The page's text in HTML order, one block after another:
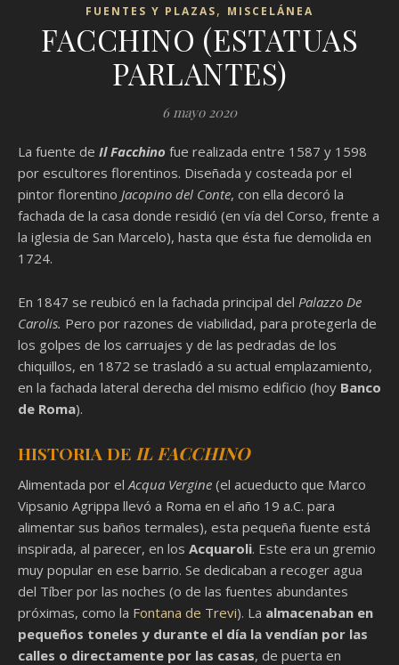
FUENTES Y PLAZAS, MISCELÁNEA
FACCHINO (ESTATUAS
PARLANTES)
6 mayo 2020
La fuente de Il Facchino fue realizada entre 1587 y 1598
por escultores florentinos. Diseñada y costeada por el
pintor florentino Jacopino del Conte, con ella decoró la
fachada de la casa donde residió (en vía del Corso, frente a
la iglesia de San Marcelo), hasta que ésta fue demolida en
1724.
En 1847 se reubicó en la fachada principal del Palazzo De
Carolis. Pero por razones de viabilidad, para protegerla de
los golpes de los carruajes y de las pedradas de los
chiquillos, en 1872 se trasladó a su actual emplazamiento,
en la fachada lateral derecha del mismo edificio (hoy Banco
de Roma).
HISTORIA DE IL FACCHINO
Alimentada por elAcqua Vergine (el acueducto que Marco
Vipsanio Agrippa llevó a Roma en el año 19 a.C. para
alimentar sus baños termales), esta pequeña fuente está
inspirada, al parecer, en los Acquaroli. Este era un gremio
muy popular en ese barrio. Se dedicaban a recoger agua
del Tíber por las noches (o de las fuentes abundantes
próximas, como la Fontana de Trevi). La almacenaban en
pequeños toneles y durante el día la vendían por las
calles o directamente por las casas, de puerta en